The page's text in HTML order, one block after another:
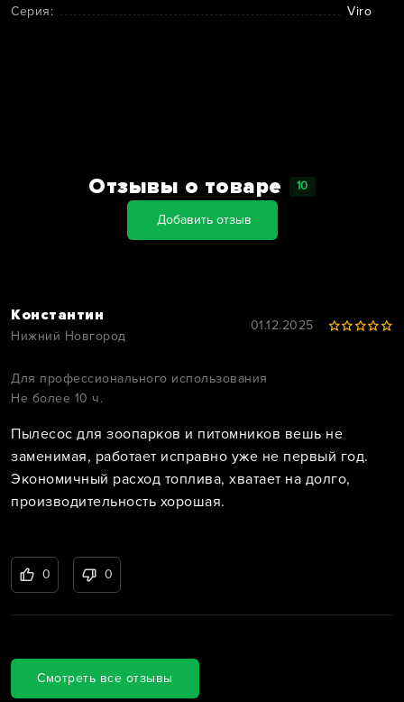
Серия:
Viro
Отзывы о товаре 10
Добавить отзыв
Константин
Нижний Новгород
01.12.2025
Для профессионального использования
Не более 10 ч.
Пылесос для зоопарков и питомников вешь не
заменимая, работает исправно уже не первый год.
Экономичный расход топлива, хватает на долго,
производительность хорошая.
0 0
Смотреть все отзывы